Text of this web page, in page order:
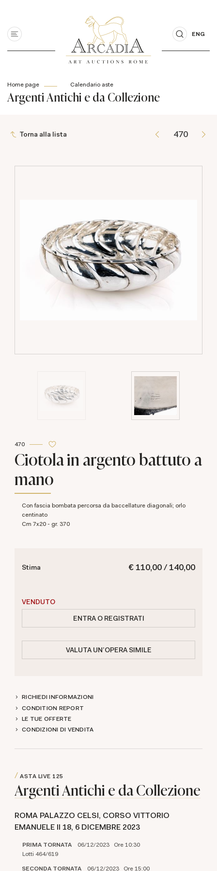
ENG
Home page Calendario aste
Argenti Antichi e da Collezione
Torna alla lista
470
Ciotola in argento battuto a
mano
con fascia bombata percorsa da baccellature diagonali; orlo
centinato
cm 7x20 - gr. 370
€ 110,00 / 140,00
Stima
VENDUTO
ENTRA O REGISTRATI
VALUTA UN'OPERA SIMILE
RICHIEDI INFORMAZIONI
CONDITION REPORT
LE TUE OFFERTE
CONDIZIONI DI VENDITA
ASTA LIVE 125
Argenti Antichi e da Collezione
ROMA PALAZZO CELSI, CORSO VITTORIO
EMANUELE II 18, 6 DICEMBRE 2023
PRIMA TORNATA 06/12/2023 Ore 10:30
Lotti 464/619
SECONDA TORNATA 06/12/2023 Ore 15:00